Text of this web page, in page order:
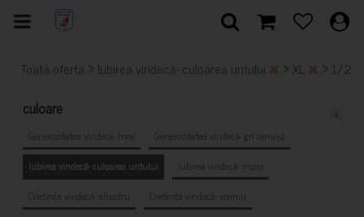
Toata oferta > Iubirea vindecă- culoarea untului > XL > 1/2
culoare
Generozitatea vindecă- mov
Generozitatea vindecă- gri cenușă
Iubirea vindecă- culoarea untului
Iubirea vindecă- maro
Credința vindecă- albastru
Credința vindecă- vișiniu